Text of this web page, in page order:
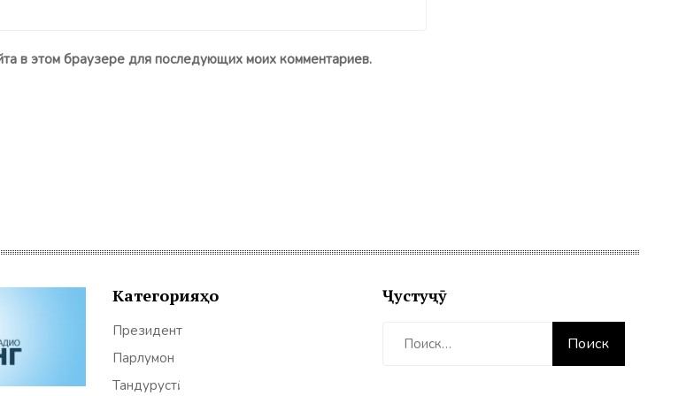
в этом браузере для последующих моих комментариев.
Категорияҳо
Президент
Парлумон
Тандурустӣ
Ҷустуҷӯ